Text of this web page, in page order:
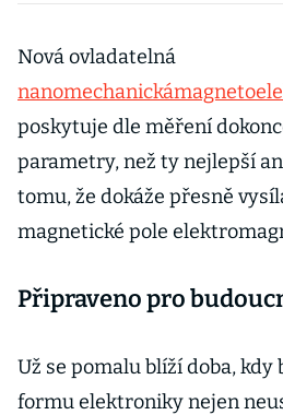
Nová ovladatelná
nanomechanická
poskytuje dle měření
parametry, než ty nejlepší
tomu, že dokáže přesně
magnetické pole
Připraveno pro
Už se pomalu blíží doba,
formu elektroniky nejen